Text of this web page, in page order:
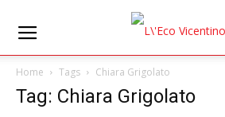
Home Tags Chiara Grigolato
Tag: Chiara Grigolato